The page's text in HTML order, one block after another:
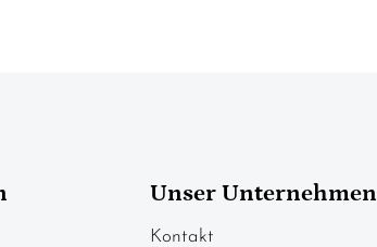
Unser Unternehmen
Kontakt